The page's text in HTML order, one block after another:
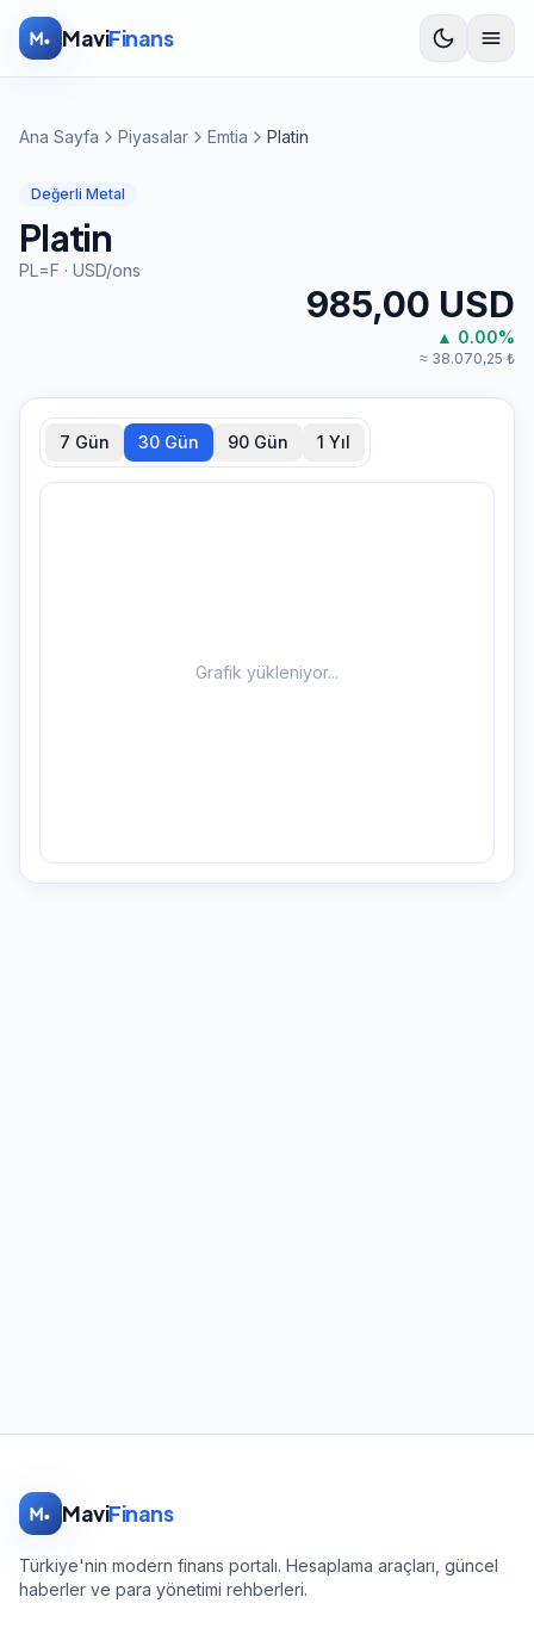
İçeriğe atla
MaviFinans
Ana Sayfa Piyasalar Emtia Platin
Değerli Metal
Platin
PL=F · USD/ons
985,00 USD
▲ 0.00%
≈ 38.070,25 ₺
7 Gün 30 Gün 90 Gün 1 Yıl
Grafik yükleniyor...
MaviFinans
Türkiye'nin modern finans portalı. Hesaplama araçları, güncel
haberler ve para yönetimi rehberleri.